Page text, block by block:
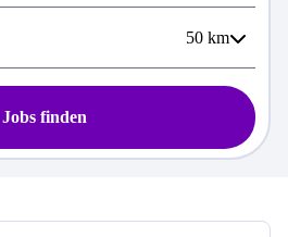
50 km
Jobs finden